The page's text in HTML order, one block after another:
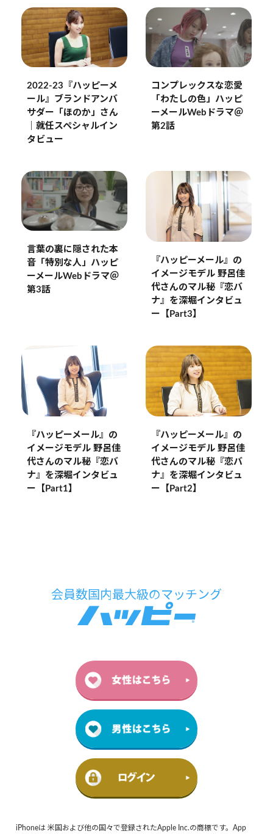
2022-23『ハッピーメ
ール』ブランドアンバ
サダー「ほのか」さん
｜就任スペシャルイン
タビュー
コンプレックスな恋愛
「わたしの色」ハッピ
ーメールWebドラマ＠
第2話
言葉の裏に隠された本
音「特別な人」ハッピ
ーメールWebドラマ＠
第3話
『ハッピーメール』の
イメージモデル 野呂佳
代さんのマル秘『恋バ
ナ』を深堀インタビュ
ー【Part3】
『ハッピーメール』の
イメージモデル 野呂佳
代さんのマル秘『恋バ
ナ』を深堀インタビュ
ー【Part1】
『ハッピーメール』の
イメージモデル 野呂佳
代さんのマル秘『恋バ
ナ』を深堀インタビュ
ー【Part2】
iPhoneは 米国および他の国々で登録されたApple Inc.の商標です。App